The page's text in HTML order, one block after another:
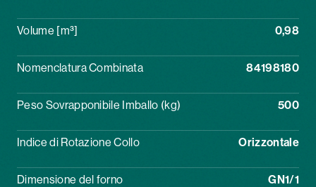
Volume [m³] 0,98
Nomenclatura Combinata 84198180
Peso Sovrapponibile Imballo (kg) 500
Indice di Rotazione Collo Orizzontale
Dimensione del forno GN1/1